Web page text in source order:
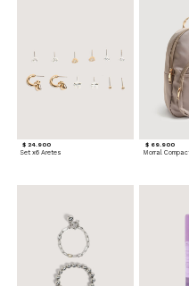
$ 24.900
Set x6 Aretes
$ 69.900